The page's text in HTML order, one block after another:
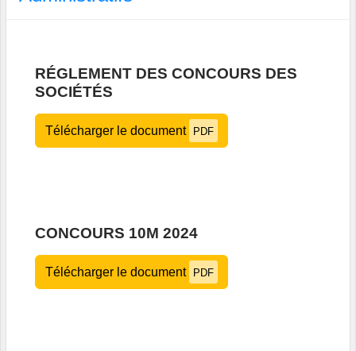
RÉGLEMENT DES CONCOURS DES
SOCIÉTÉS
Télécharger le document PDF
CONCOURS 10M 2024
Télécharger le document PDF